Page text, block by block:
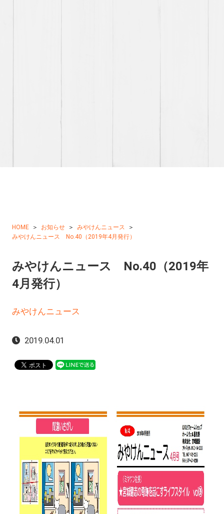
HOME お知らせ
みやけんニュース
みやけんニュース No.40（2019年4月発行）
みやけんニュース No.40（2019年
4月発行）
みやけんニュース
2019.04.01